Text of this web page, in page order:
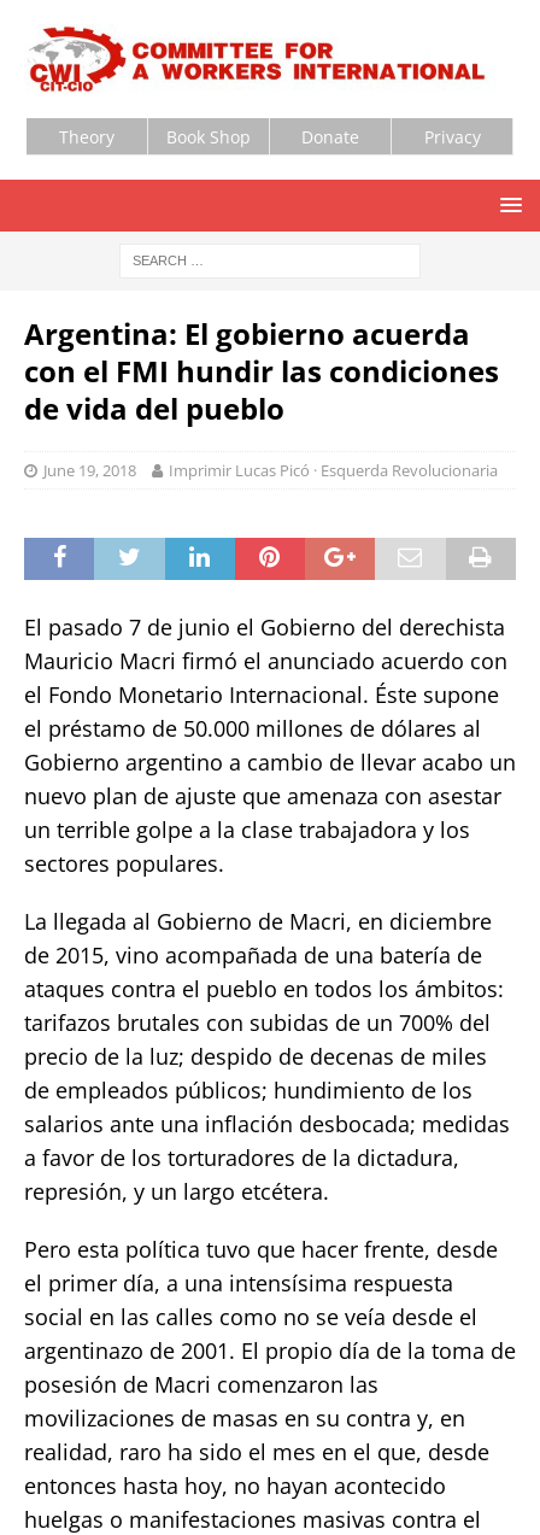
Theory Book Shop Donate Privacy
Argentina: El gobierno acuerda
con el FMI hundir las condiciones
de vida del pueblo
June 19, 2018 Imprimir Lucas Picó · Esquerda Revolucionaria
El pasado 7 de junio el Gobierno del derechista
Mauricio Macri firmó el anunciado acuerdo con
el Fondo Monetario Internacional. Éste supone
el préstamo de 50.000 millones de dólares al
Gobierno argentino a cambio de llevar acabo un
nuevo plan de ajuste que amenaza con asestar
un terrible golpe a la clase trabajadora y los
sectores populares.
La llegada al Gobierno de Macri, en diciembre
de 2015, vino acompañada de una batería de
ataques contra el pueblo en todos los ámbitos:
tarifazos brutales con subidas de un 700% del
precio de la luz; despido de decenas de miles
de empleados públicos; hundimiento de los
salarios ante una inflación desbocada; medidas
a favor de los torturadores de la dictadura,
represión, y un largo etcétera.
Pero esta política tuvo que hacer frente, desde
el primer día, a una intensísima respuesta
social en las calles como no se veía desde el
argentinazo de 2001. El propio día de la toma de
posesión de Macri comenzaron las
movilizaciones de masas en su contra y, en
realidad, raro ha sido el mes en el que, desde
entonces hasta hoy, no hayan acontecido
huelgas o manifestaciones masivas contra el